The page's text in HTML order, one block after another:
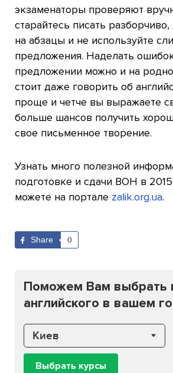
экзаменаторы проверяют
старайтесь писать разборчиво,
на абзацы и не используйте
предложения. Наделать
предложении можно и на
стоит даже говорить об
проще и четче вы выражаете
больше шансов получить
свое письменное творение.
Узнать много полезной
подготовке и сдачи ВОН в
можете на портале zalik.org.ua.
Share 0
Поможем Вам выбрать
английского в вашем
Киев
Выбрать курсы